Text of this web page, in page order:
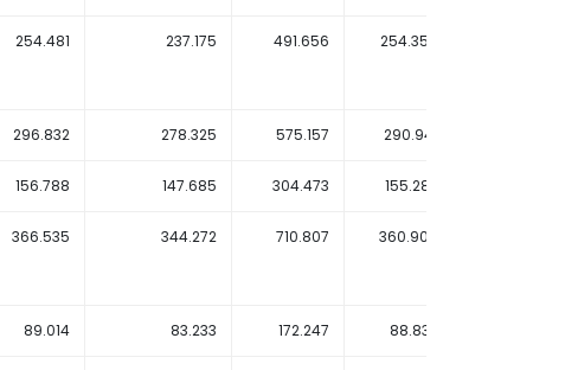
254.481 237.175 491.656 254.358
296.832 278.325 575.157 290.941
156.788 147.685 304.473 155.283
366.535 344.272 710.807 360.908
89.014 83.233 172.247 88.837